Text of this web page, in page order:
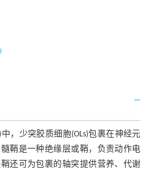
中，少突胶质细胞(OLs)包裹在神经元
鞘是一种绝缘层或鞘，负责动作电
还可为包裹的轴突提供营养、代谢